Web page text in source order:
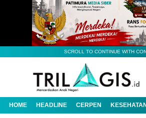
SCROLL TO CONTINUE WITH
HOME HEADLINE CERPEN KESEHATAN